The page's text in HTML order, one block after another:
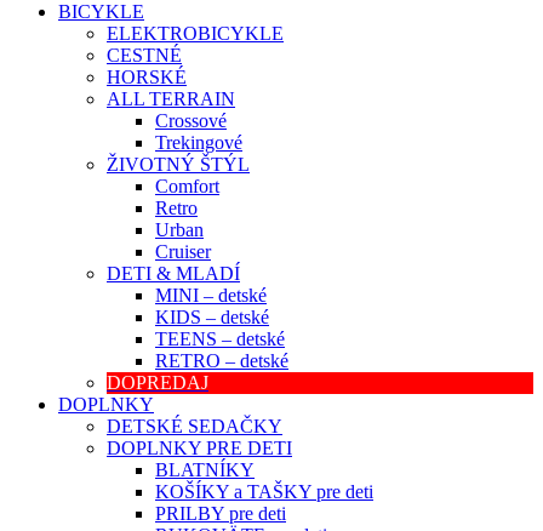
BICYKLE
ELEKTROBICYKLE
CESTNÉ
HORSKÉ
ALL TERRAIN
Crossové
Trekingové
ŽIVOTNÝ ŠTÝL
Comfort
Retro
Urban
Cruiser
DETI & MLADÍ
MINI – detské
KIDS – detské
TEENS – detské
RETRO – detské
DOPREDAJ
DOPLNKY
DETSKÉ SEDAČKY
DOPLNKY PRE DETI
BLATNÍKY
KOŠÍKY a TAŠKY pre deti
PRILBY pre deti